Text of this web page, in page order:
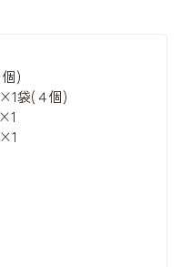
)
袋(４個)